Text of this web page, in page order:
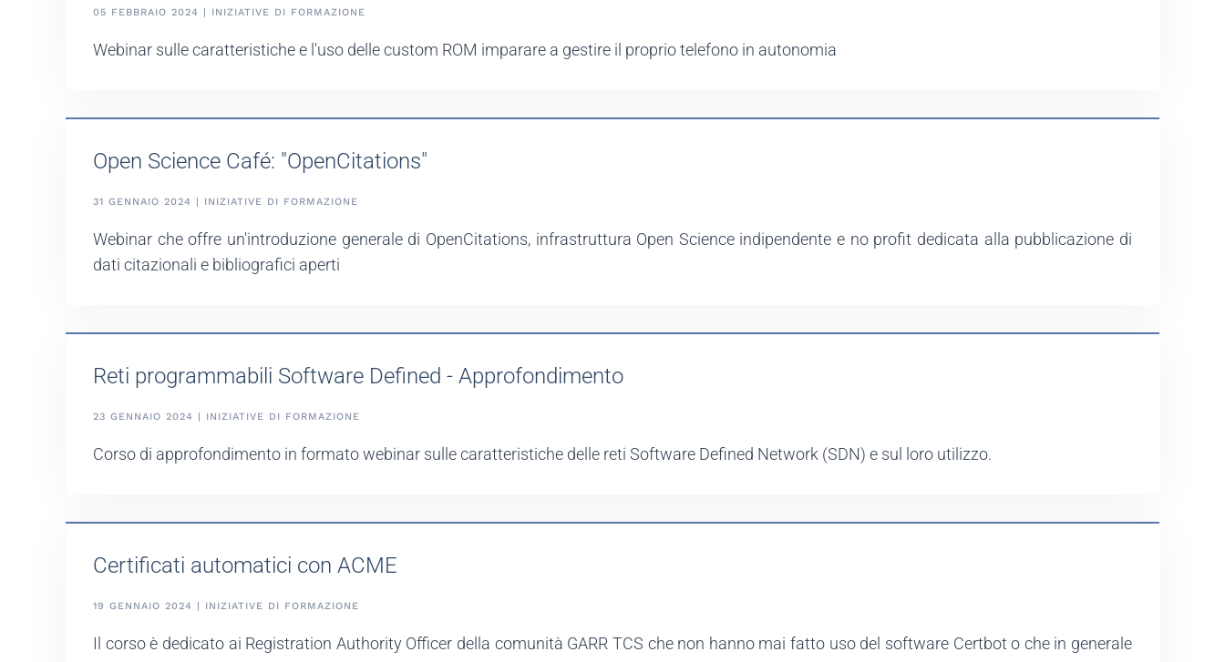
05 FEBBRAIO 2024 | INIZIATIVE DI FORMAZIONE
Webinar sulle caratteristiche e l'uso delle custom ROM imparare a gestire il proprio telefono in autonomia
Open Science Café: "OpenCitations"
31 GENNAIO 2024 | INIZIATIVE DI FORMAZIONE
Webinar che offre un'introduzione generale di OpenCitations, infrastruttura Open Science indipendente e no profit dedicata alla pubblicazione di
dati citazionali e bibliografici aperti
Reti programmabili Software Defined - Approfondimento
23 GENNAIO 2024 | INIZIATIVE DI FORMAZIONE
Corso di approfondimento in formato webinar sulle caratteristiche delle reti Software Defined Network (SDN) e sul loro utilizzo.
Certificati automatici con ACME
19 GENNAIO 2024 | INIZIATIVE DI FORMAZIONE
Il corso è dedicato ai Registration Authority Officer della comunità GARR TCS che non hanno mai fatto uso del software Certbot o che in generale